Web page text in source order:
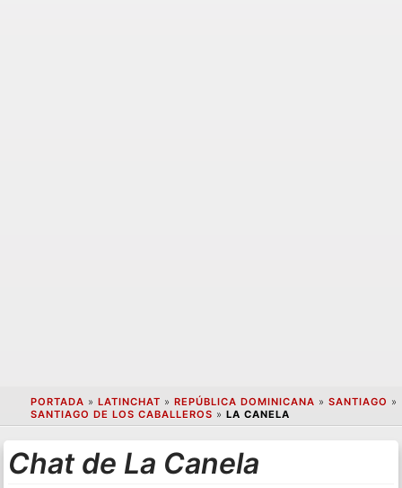
PORTADA » LATINCHAT » REPÚBLICA DOMINICANA » SANTIAGO »
SANTIAGO DE LOS CABALLEROS » LA CANELA
Chat de La Canela